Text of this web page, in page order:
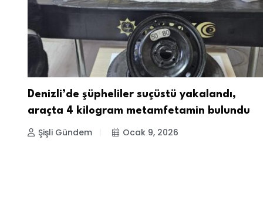
Denizli’de şüpheliler suçüstü yakalandı,
araçta 4 kilogram metamfetamin bulundu
Şişli Gündem Ocak 9, 2026